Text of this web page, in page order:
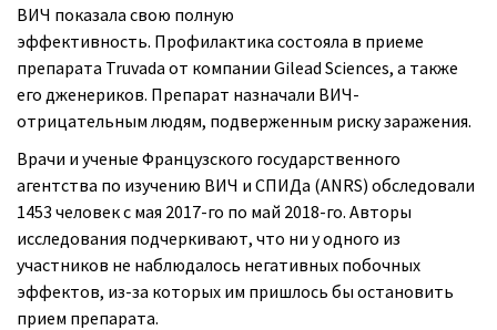
ВИЧ показала свою полную
эффективность. Профилактика состояла в приеме
препарата Truvada от компании Gilead Sciences, а также
его дженериков. Препарат назначали ВИЧ-
отрицательным людям, подверженным риску заражения.
Врачи и ученые Французского государственного
агентства по изучению ВИЧ и СПИДа (ANRS) обследовали
1453 человек с мая 2017-го по май 2018-го. Авторы
исследования подчеркивают, что ни у одного из
участников не наблюдалось негативных побочных
эффектов, из-за которых им пришлось бы остановить
прием препарата.